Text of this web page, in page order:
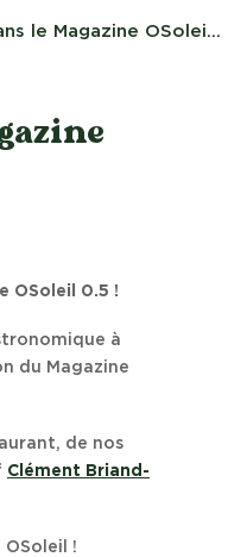
le Magazine OSolei...
OSoleil 0.5 !
à
du Magazine
de nos
Clément Briand-
!